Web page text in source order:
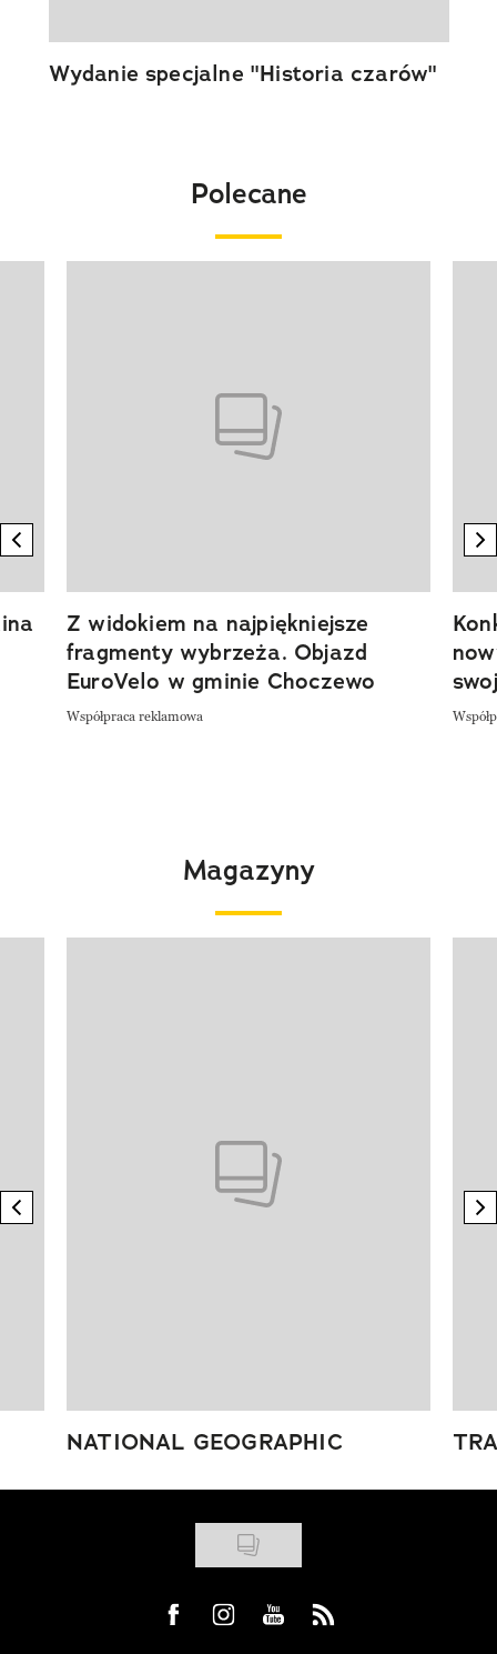
Wydanie specjalne "Historia czarów"
Polecane
previous element
Z widokiem na najpiękniejsze
fragmenty wybrzeża. Objazd
EuroVelo w gminie Choczewo
Współpraca reklamowa
Magazyny
previous element
NATIONAL GEOGRAPHIC
Visit us on Facebook
Visit us on Instagram
Visit us on Youtube
Visit us on Rss